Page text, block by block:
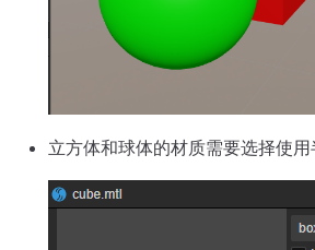
立方体和球体的材质需要选择使用